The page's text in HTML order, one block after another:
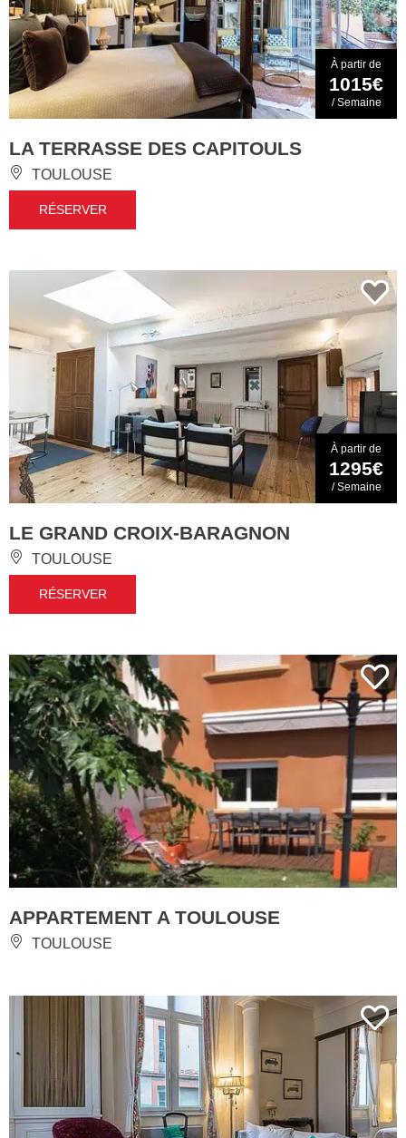
À partir de
1015€
/ Semaine
LA TERRASSE DES CAPITOULS
TOULOUSE
RÉSERVER
À partir de
1295€
/ Semaine
LE GRAND CROIX-BARAGNON
TOULOUSE
RÉSERVER
APPARTEMENT A TOULOUSE
TOULOUSE